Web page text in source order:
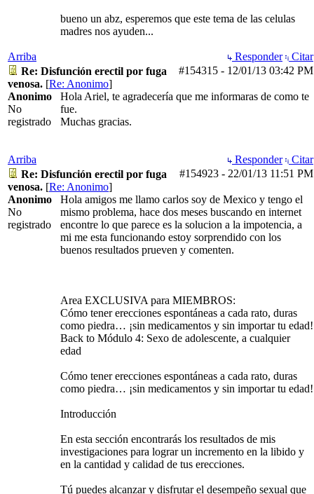
bueno un abz, esperemos que este tema de las celulas
madres nos ayuden...
Arriba Responder
Citar
#154315 - 12/01/13 03:42 PM
Re: Disfunción erectil por fuga
venosa. [Re: Anonimo]
Anonimo
No
registrado
Hola Ariel, te agradecería que me informaras de como te
fue.
Muchas gracias.
Arriba Responder
Citar
#154923 - 22/01/13 11:51 PM
Re: Disfunción erectil por fuga
venosa. [Re: Anonimo]
Anonimo
No
registrado
Hola amigos me llamo carlos soy de Mexico y tengo el
mismo problema, hace dos meses buscando en internet
encontre lo que parece es la solucion a la impotencia, a
mi me esta funcionando estoy sorprendido con los
buenos resultados prueven y comenten.
Area EXCLUSIVA para MIEMBROS:
Cómo tener erecciones espontáneas a cada rato, duras
como piedra… ¡sin medicamentos y sin importar tu edad!
Back to Módulo 4: Sexo de adolescente, a cualquier
edad
Cómo tener erecciones espontáneas a cada rato, duras
como piedra… ¡sin medicamentos y sin importar tu edad!
Introducción
En esta sección encontrarás los resultados de mis
investigaciones para lograr un incremento en la libido y
en la cantidad y calidad de tus erecciones.
Tú puedes alcanzar y disfrutar el desempeño sexual que